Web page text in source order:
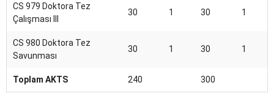
CS 979 Doktora Tez
Çalışması III
30 1 30 1
CS 980 Doktora Tez
Savunması
30 1 30 1
Toplam AKTS 240 300